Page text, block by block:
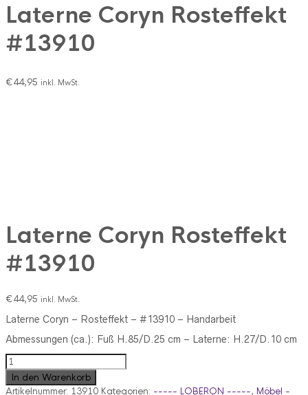
Laterne Coryn Rosteffekt
#13910
€44,95 inkl. MwSt.
Laterne Coryn Rosteffekt
#13910
€44,95 inkl. MwSt.
Laterne Coryn – Rosteffekt – #13910 – Handarbeit
Abmessungen (ca.): Fuß H.85/D.25 cm – Laterne: H. 27/D.10 cm
Laterne
Coryn
Rosteffekt
In den Warenkorb
Artikelnummer: 13910 Kategorien: ----- LOBERON -----, Möbel -